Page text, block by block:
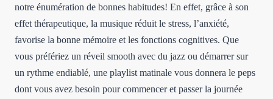
notre énumération de bonnes habitudes! En effet, grâce à son
effet thérapeutique, la musique réduit le stress, l’anxiété,
favorise la bonne mémoire et les fonctions cognitives. Que
vous préfériez un réveil smooth avec du jazz ou démarrer sur
un rythme endiablé, une playlist matinale vous donnera le peps
dont vous avez besoin pour commencer et passer la journée